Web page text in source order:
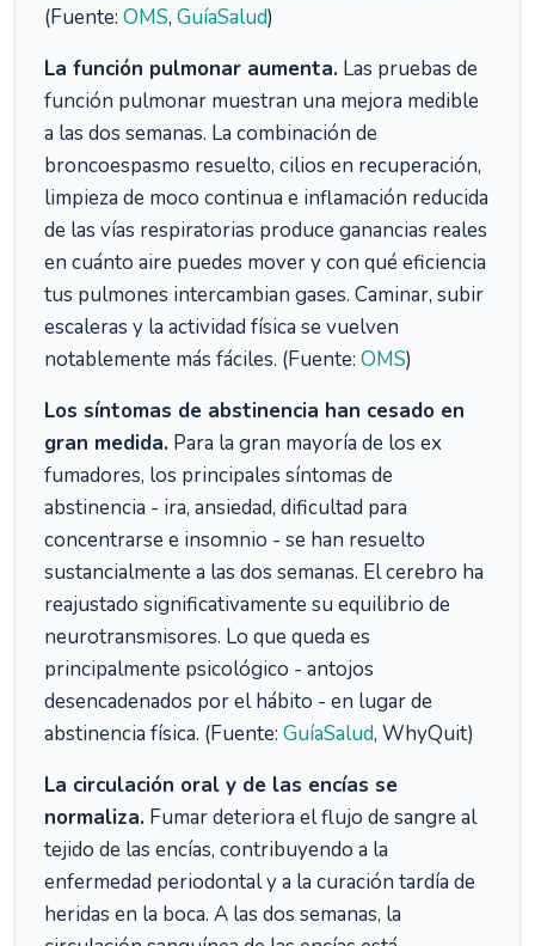
(Fuente: OMS, GuíaSalud)
La función pulmonar aumenta. Las pruebas de
función pulmonar muestran una mejora medible
a las dos semanas. La combinación de
broncoespasmo resuelto, cilios en recuperación,
limpieza de moco continua e inflamación reducida
de las vías respiratorias produce ganancias reales
en cuánto aire puedes mover y con qué eficiencia
tus pulmones intercambian gases. Caminar, subir
escaleras y la actividad física se vuelven
notablemente más fáciles. (Fuente: OMS)
Los síntomas de abstinencia han cesado en
gran medida. Para la gran mayoría de los ex
fumadores, los principales síntomas de
abstinencia - ira, ansiedad, dificultad para
concentrarse e insomnio - se han resuelto
sustancialmente a las dos semanas. El cerebro ha
reajustado significativamente su equilibrio de
neurotransmisores. Lo que queda es
principalmente psicológico - antojos
desencadenados por el hábito - en lugar de
abstinencia física. (Fuente: GuíaSalud, WhyQuit)
La circulación oral y de las encías se
normaliza. Fumar deteriora el flujo de sangre al
tejido de las encías, contribuyendo a la
enfermedad periodontal y a la curación tardía de
heridas en la boca. A las dos semanas, la